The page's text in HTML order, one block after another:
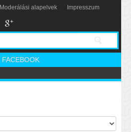
Moderálási alapelvek Impresszum
FACEBOOK